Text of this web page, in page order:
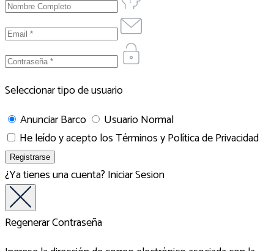
Seleccionar tipo de usuario
Anunciar Barco
Usuario Normal
He leído y acepto losTérminos y Política de Privacidad
¿Ya tienes una cuenta? Iniciar Sesion
Regenerar Contraseña